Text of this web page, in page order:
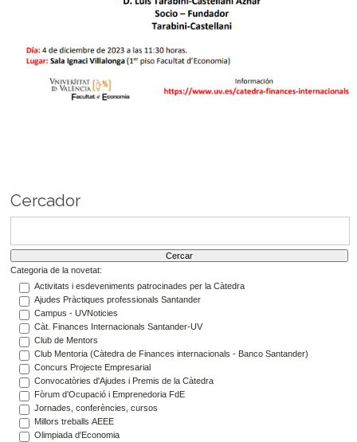
Cercador
Categoria de la novetat:
Activitats i esdeveniments patrocinades per la Càtedra
Ajudes Pràctiques professionals Santander
Campus - UVNoticies
Càt. Finances Internacionals Santander-UV
Club de Mentors
Club Mentoria (Càtedra de Finances internacionals - Banco Santander)
Concurs Projecte Empresarial
Convocatòries d'Ajudes i Premis de la Càtedra
Fòrum d’Ocupació i Emprenedoria FdE
Jornades, conferències, cursos
Millors treballs AEEE
Olimpiada d'Economia